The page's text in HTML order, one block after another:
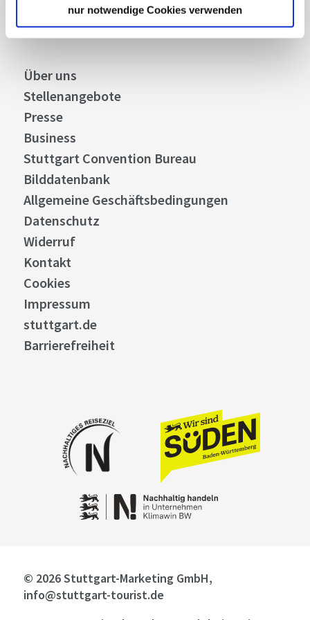
nur notwendige Cookies verwenden
Über uns
Stellenangebote
Presse
Business
Stuttgart Convention Bureau
Bilddatenbank
Allgemeine Geschäftsbedingungen
Datenschutz
Widerruf
Kontakt
Cookies
Impressum
stuttgart.de
Barrierefreiheit
© 2026 Stuttgart-Marketing GmbH,
info@stuttgart-tourist.de